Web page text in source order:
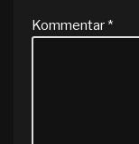
Kommentar *